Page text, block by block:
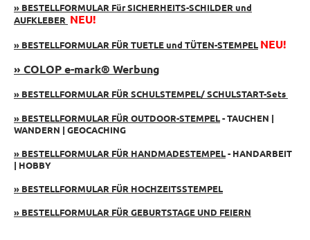
» BESTELLFORMULAR Für SICHERHEITS-SCHILDER und
AUFKLEBER NEU!
» BESTELLFORMULAR FÜR TUETLE und TÜTEN-STEMPEL NEU!
» COLOP e-mark® Werbung
» BESTELLFORMULAR FÜR SCHULSTEMPEL/ SCHULSTART-Sets
» BESTELLFORMULAR FÜR OUTDOOR-STEMPEL- TAUCHEN |
WANDERN | GEOCACHING
» BESTELLFORMULAR FÜR HANDMADESTEMPEL- HANDARBEIT
| HOBBY
» BESTELLFORMULAR FÜR HOCHZEITSSTEMPEL
» BESTELLFORMULAR FÜR GEBURTSTAGE UND FEIERN